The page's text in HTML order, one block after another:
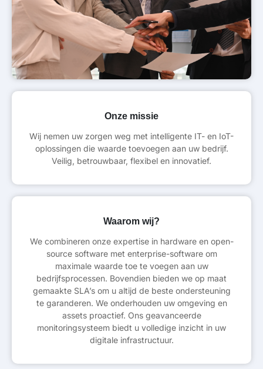
Onze missie
Wij nemen uw zorgen weg met intelligente IT- en IoT-
oplossingen die waarde toevoegen aan uw bedrijf.
Veilig, betrouwbaar, flexibel en innovatief.
Waarom wij?
We combineren onze expertise in hardware en open-
source software met enterprise-software om
maximale waarde toe te voegen aan uw
bedrijfsprocessen. Bovendien bieden we op maat
gemaakte SLA’s om u altijd de beste ondersteuning
te garanderen. We onderhouden uw omgeving en
assets proactief. Ons geavanceerde
monitoringsysteem biedt u volledige inzicht in uw
digitale infrastructuur.